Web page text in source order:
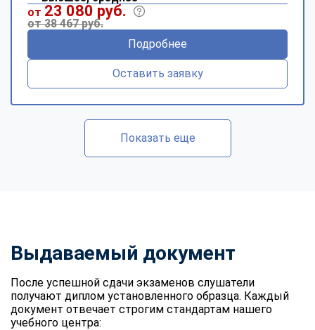
от 23 080 руб.
от 38 467 руб.
Подробнее
Оставить заявку
Показать еще
Выдаваемый документ
После успешной сдачи экзаменов слушатели
получают диплом установленного образца. Каждый
документ отвечает строгим стандартам нашего
учебного центра: